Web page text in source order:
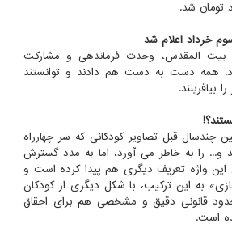
خرداد اعلام شد
المقدس، وحدت فرماندهی و مشارکت
همه دست به دست هم دادند و توانستند
بیافرینند.
چندسال قبل تصاویر کودکانی که سر چهارراه
را به خاطر می آورد، اما به مدد گسترش
این واژه تعریف دیگری هم پیدا کرده است و
به این ترکیب، با شکل دیگری از کودکان
قانونی دقیق و مشخصی هم برای احقاق
است.